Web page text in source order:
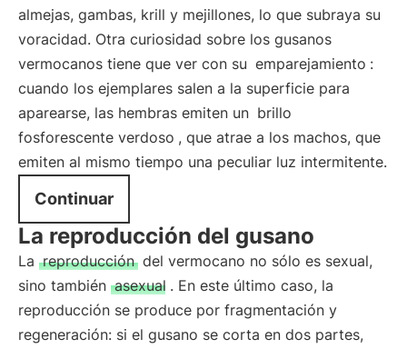
almejas, gambas, krill y mejillones, lo que subraya su
voracidad. Otra curiosidad sobre los gusanos
vermocanos tiene que ver con su emparejamiento :
cuando los ejemplares salen a la superficie para
aparearse, las hembras emiten un brillo
fosforescente verdoso , que atrae a los machos, que
emiten al mismo tiempo una peculiar luz intermitente.
Continuar
La reproducción del gusano
La reproducción del vermocano no sólo es sexual,
sino también asexual . En este último caso, la
reproducción se produce por fragmentación y
regeneración: si el gusano se corta en dos partes,